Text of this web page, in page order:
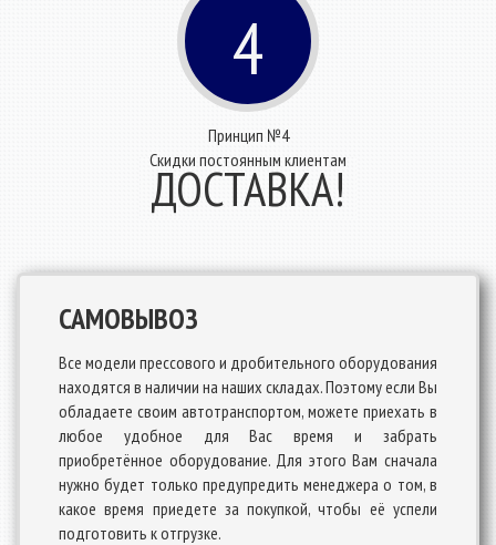
4
Принцип №4
Скидки постоянным клиентам
ДОСТАВКА!
САМОВЫВОЗ
Все модели прессового и дробительного оборудования
находятся в наличии на наших складах. Поэтому если Вы
обладаете своим автотранспортом, можете приехать в
любое удобное для Вас время и забрать
приобретённое оборудование. Для этого Вам сначала
нужно будет только предупредить менеджера о том, в
какое время приедете за покупкой, чтобы её успели
подготовить к отгрузке.